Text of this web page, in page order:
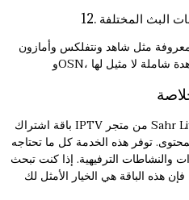
البث المختلفة
مثل شاهد ونتفلكس وأمازون
باقة اشتراك IPTV من متجر Sahr Live توفر لك تجربة ترفيهية متكاملة
توفر هذه الخدمة كل ما تحتاجه
والنشاطات الترفيهية. إذا كنت تبحث